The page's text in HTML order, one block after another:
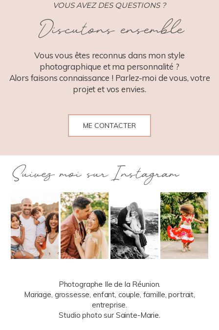
VOUS AVEZ DES QUESTIONS ?
Discutons ensemble
Vous vous êtes reconnus dans mon style
photographique et ma personnalité ?
Alors faisons connaissance ! Parlez-moi de vous, votre
projet et vos envies.
ME CONTACTER
Suivez moi sur Instagram
Photographe Ile de la Réunion.
Mariage, grossesse, enfant, couple, famille, portrait,
entreprise.
Studio photo sur Sainte-Marie.